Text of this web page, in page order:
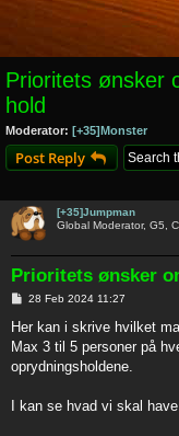
Prioritets ønsker
hold
Moderator: [+35]Monster
Post Reply
[+35]Jumpman
Global Moderator, G5,
Prioritets ønsker
P
s
28 Feb 2024 11:27
Her kan i skrive hvilket
Max 3 til 5 personer på
oprydningsholdene.
I kan se hvad vi skal